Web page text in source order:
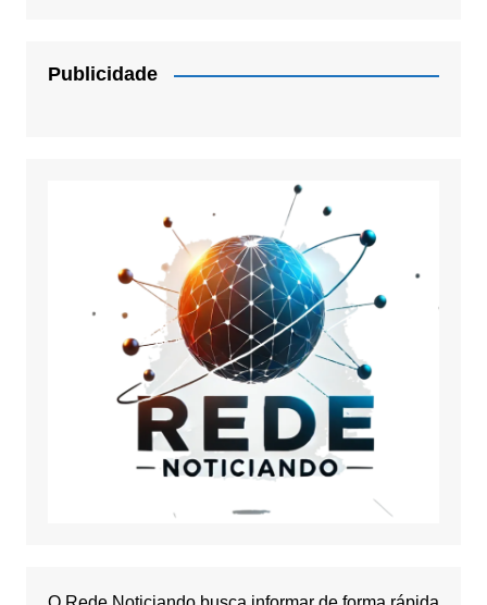
Publicidade